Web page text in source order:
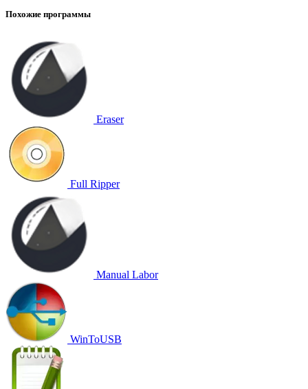
Похожие программы
Eraser
Full Ripper
Manual Labor
WinToUSB